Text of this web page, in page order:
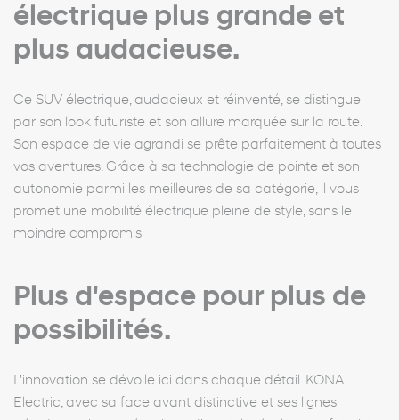
électrique plus grande et
plus audacieuse.
Ce SUV électrique, audacieux et réinventé, se distingue
par son look futuriste et son allure marquée sur la route.
Son espace de vie agrandi se prête parfaitement à toutes
vos aventures. Grâce à sa technologie de pointe et son
autonomie parmi les meilleures de sa catégorie, il vous
promet une mobilité électrique pleine de style, sans le
moindre compromis
Plus d'espace pour plus de
possibilités.
L'innovation se dévoile ici dans chaque détail. KONA
Electric, avec sa face avant distinctive et ses lignes